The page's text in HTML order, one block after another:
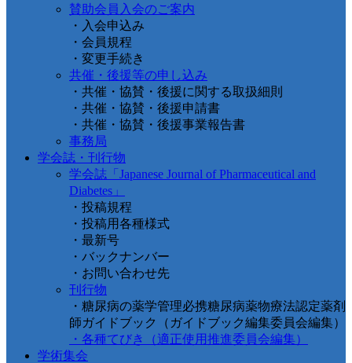
賛助会員入会のご案内
・入会申込み
・会員規程
・変更手続き
共催・後援等の申し込み
・共催・協賛・後援に関する取扱細則
・共催・協賛・後援申請書
・共催・協賛・後援事業報告書
事務局
学会誌・刊行物
学会誌「Japanese Journal of Pharmaceutical and
Diabetes」
・投稿規程
・投稿用各種様式
・最新号
・バックナンバー
・お問い合わせ先
刊行物
・糖尿病の薬学管理必携糖尿病薬物療法認定薬剤
師ガイドブック（ガイドブック編集委員会編集）
・各種てびき（適正使用推進委員会編集）
学術集会